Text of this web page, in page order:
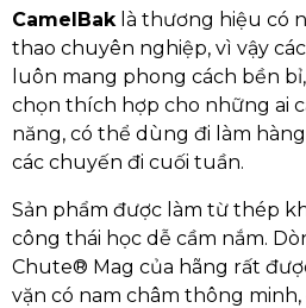
CamelBaklà thương hiệu có
thao chuyên nghiệp, vì vậy
luôn mang phong cách bền
chọn thích hợp cho những ai
năng, có thể dùng đi làm
các chuyến đi cuối tuần.
Sản phẩm được làm từ thép
công thái học dễ cầm nắm.
Chute® Mag của hãng rất
vặn có nam châm thông